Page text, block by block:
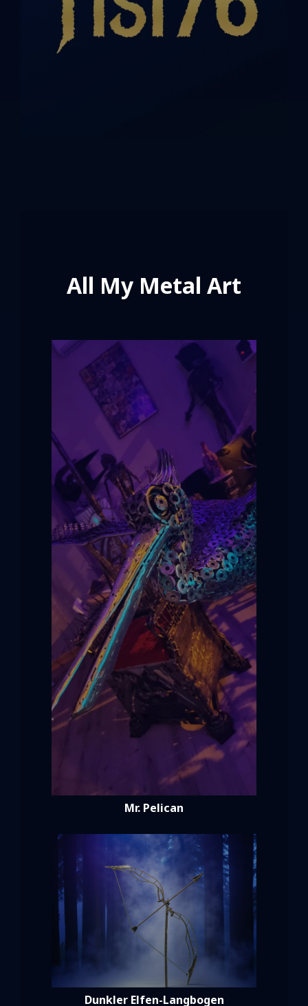
All My Metal Art
Mr. Pelican
Dunkler Elfen-Langbogen